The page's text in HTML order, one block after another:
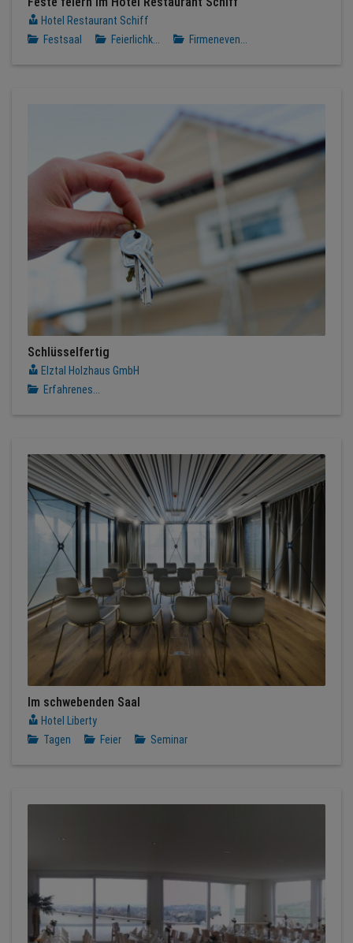
Hotel Restaurant Schiff
Festsaal
Feierlichk... Firmeneven...
Schlüsselfertig
Elztal Holzhaus GmbH
Erfahrenes...
Im schwebenden Saal
Hotel Liberty
Tagen
Feier Seminar